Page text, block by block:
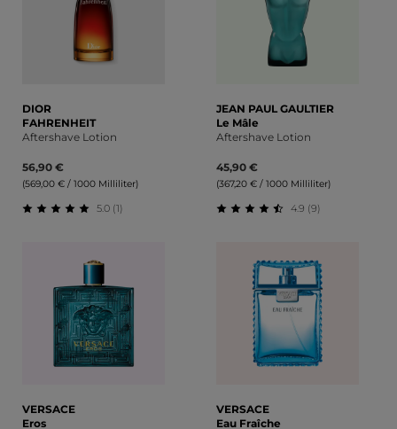
DIOR
FAHRENHEIT
Aftershave Lotion
56,90 €
(569,00 € / 1000 Milliliter)
5.0 (1)
JEAN PAUL GAULTIER
Le Mâle
Aftershave Lotion
45,90 €
(367,20 € / 1000 Milliliter)
4.9 (9)
VERSACE
Eros
VERSACE
Eau Fraîche